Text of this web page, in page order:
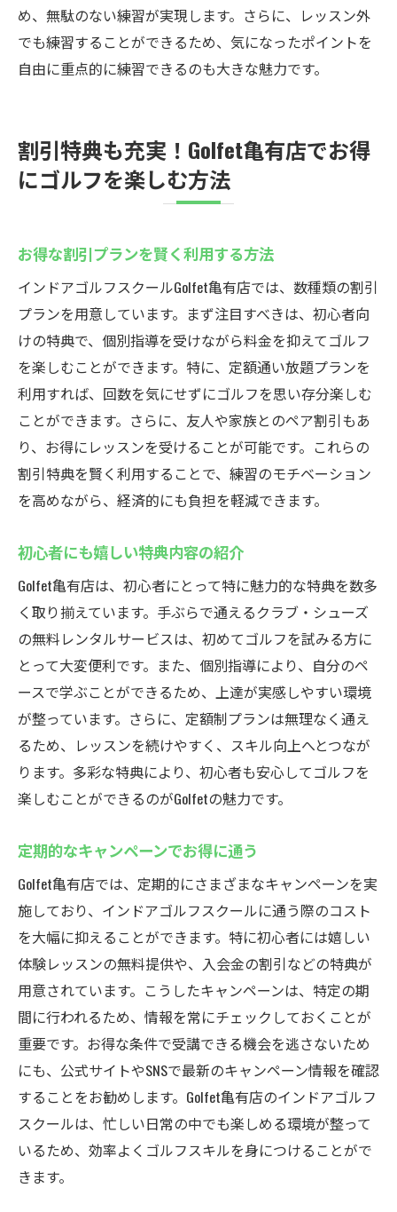
め、無駄のない練習が実現します。さらに、レッスン外
でも練習することができるため、気になったポイントを
自由に重点的に練習できるのも大きな魅力です。
割引特典も充実！Golfet亀有店でお得
にゴルフを楽しむ方法
お得な割引プランを賢く利用する方法
インドアゴルフスクールGolfet亀有店では、数種類の割引
プランを用意しています。まず注目すべきは、初心者向
けの特典で、個別指導を受けながら料金を抑えてゴルフ
を楽しむことができます。特に、定額通い放題プランを
利用すれば、回数を気にせずにゴルフを思い存分楽しむ
ことができます。さらに、友人や家族とのペア割引もあ
り、お得にレッスンを受けることが可能です。これらの
割引特典を賢く利用することで、練習のモチベーション
を高めながら、経済的にも負担を軽減できます。
初心者にも嬉しい特典内容の紹介
Golfet亀有店は、初心者にとって特に魅力的な特典を数多
く取り揃えています。手ぶらで通えるクラブ・シューズ
の無料レンタルサービスは、初めてゴルフを試みる方に
とって大変便利です。また、個別指導により、自分のペ
ースで学ぶことができるため、上達が実感しやすい環境
が整っています。さらに、定額制プランは無理なく通え
るため、レッスンを続けやすく、スキル向上へとつなが
ります。多彩な特典により、初心者も安心してゴルフを
楽しむことができるのがGolfetの魅力です。
定期的なキャンペーンでお得に通う
Golfet亀有店では、定期的にさまざまなキャンペーンを実
施しており、インドアゴルフスクールに通う際のコスト
を大幅に抑えることができます。特に初心者には嬉しい
体験レッスンの無料提供や、入会金の割引などの特典が
用意されています。こうしたキャンペーンは、特定の期
間に行われるため、情報を常にチェックしておくことが
重要です。お得な条件で受講できる機会を逃さないため
にも、公式サイトやSNSで最新のキャンペーン情報を確認
することをお勧めします。Golfet亀有店のインドアゴルフ
スクールは、忙しい日常の中でも楽しめる環境が整って
いるため、効率よくゴルフスキルを身につけることがで
きます。